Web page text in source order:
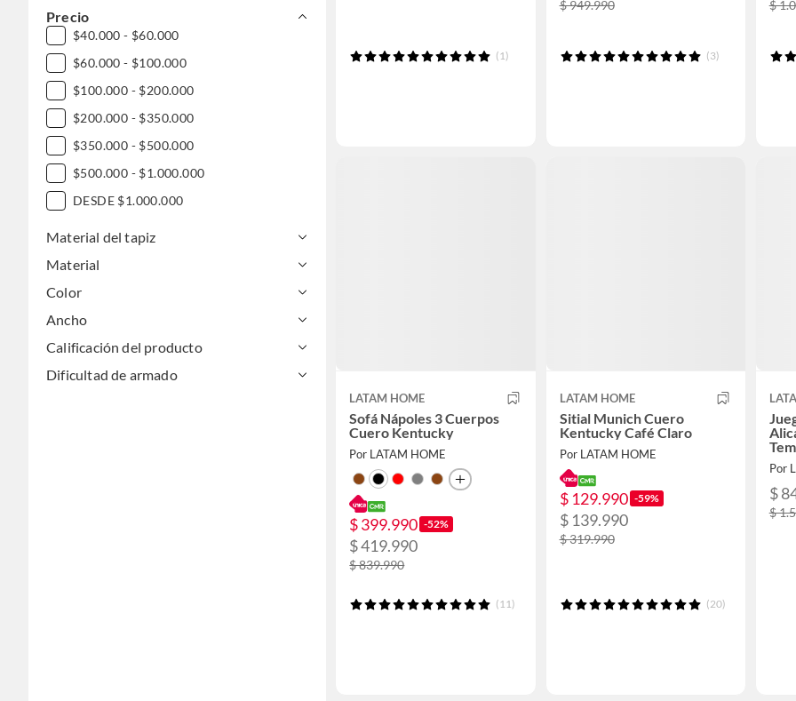
Precio
$40.000 - $60.000
$60.000 - $100.000
$100.000 - $200.000
$200.000 - $350.000
$350.000 - $500.000
$500.000 - $1.000.000
DESDE $1.000.000
Material del tapiz
Material
Color
Ancho
Calificación del producto
Dificultad de armado
(1)
$ 949.990
(3)
$
LATAM HOME
Sofá Nápoles 3 Cuerpos
Cuero Kentucky
Por LATAM HOME
$ 399.990 -52%
$ 419.990
$ 839.990
(11)
LATAM HOME
Sitial Munich Cuero
Kentucky Café Claro
Por LATAM HOME
$ 129.990 -59%
$ 139.990
$ 319.990
(20)
Por
$
$